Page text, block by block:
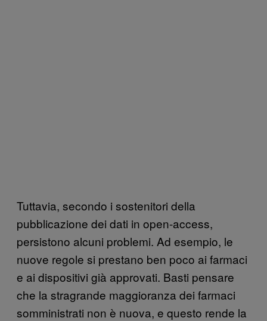
Tuttavia, secondo i sostenitori della
pubblicazione dei dati in open-access,
persistono alcuni problemi. Ad esempio, le
nuove regole si prestano ben poco ai farmaci
e ai dispositivi già approvati. Basti pensare
che la stragrande maggioranza dei farmaci
somministrati non è nuova, e questo rende la